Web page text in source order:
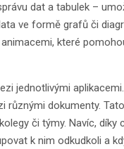
dat a tabulek –
ve formě grafů či
které
jednotlivými
dokumenty.
či týmy. Navíc, díky
k nim odkudkoli a